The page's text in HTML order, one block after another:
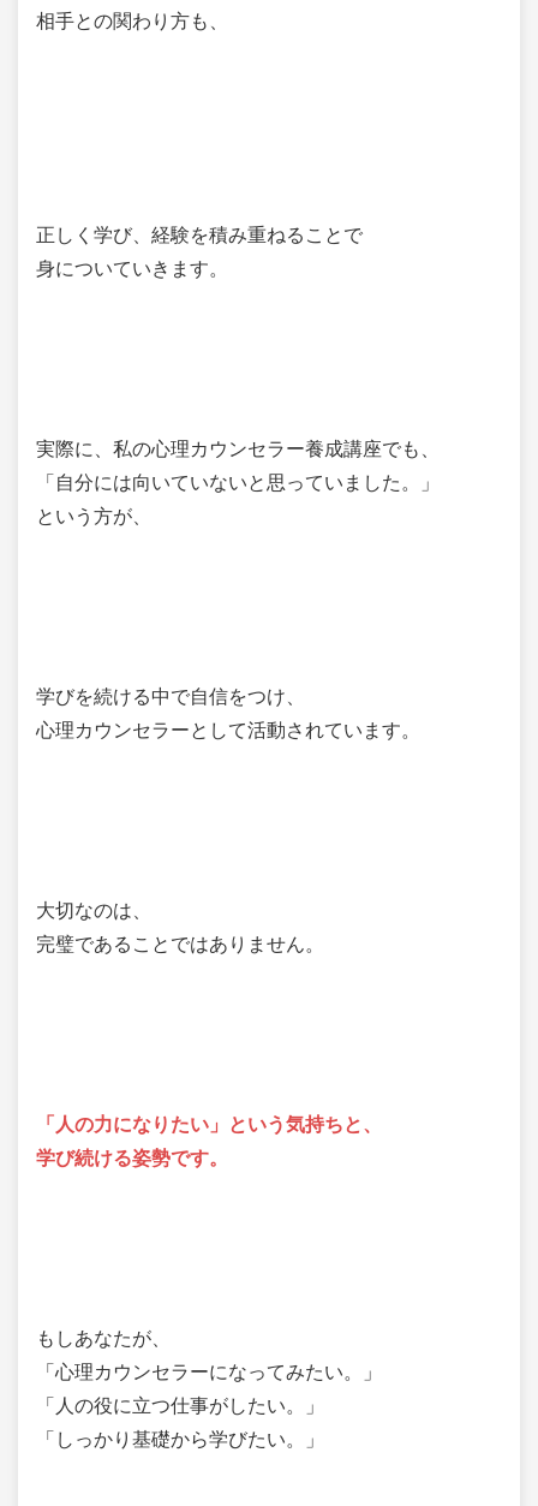
相手との関わり方も、
正しく学び、経験を積み重ねることで
身についていきます。
実際に、私の心理カウンセラー養成講座でも、
「自分には向いていないと思っていました。」
という方が、
学びを続ける中で自信をつけ、
心理カウンセラーとして活動されています。
大切なのは、
完璧であることではありません。
「人の力になりたい」という気持ちと、
学び続ける姿勢です。
もしあなたが、
「心理カウンセラーになってみたい。」
「人の役に立つ仕事がしたい。」
「しっかり基礎から学びたい。」